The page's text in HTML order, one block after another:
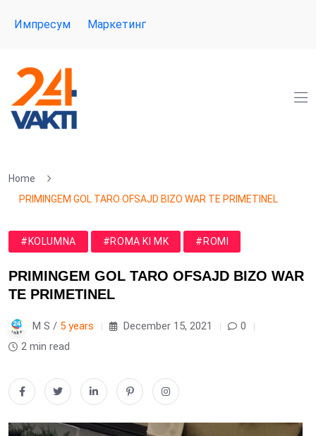
Импресум Маркетинг
Home
PRIMINGEM GOL TARO OFSAJD BIZO WAR TE PRIMETINEL
#KOLUMNA #ROMA KI MK #ROMI
PRIMINGEM GOL TARO OFSAJD BIZO WAR
TE PRIMETINEL
M S / 5 years December 15, 2021
0
2 min read